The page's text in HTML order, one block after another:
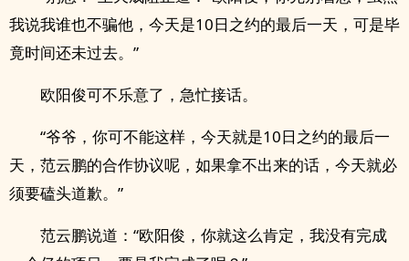
我说我谁也不骗他，今天是10日之约的最后一天，可是毕
竟时间还未过去。”
欧阳俊可不乐意了，急忙接话。
“爷爷，你可不能这样，今天就是10日之约的最后一
天，范云鹏的合作协议呢，如果拿不出来的话，今天就必
须要磕头道歉。”
范云鹏说道：“欧阳俊，你就这么肯定，我没有完成